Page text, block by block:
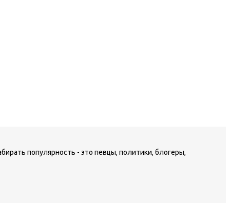
популярность - это певцы, политики, блогеры,